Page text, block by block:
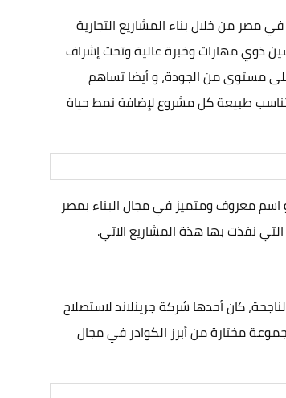
من خلال بناء المشاريع التجارية
ذوي مهارات وخبرة عالية وتحت إشراف
مستوى من الجودة، و أيضا تساهم
تناسب طبيعة كل مشروع لإضافة نمط حياة
فهو اسم معروف ومتميز في مجال البناء بمصر
نفذت بها هذة المشاريع الاتي.
كان أحدها شركة جرينلاند لاستصلاح
مختارة من أبرز الكوادر في مجال